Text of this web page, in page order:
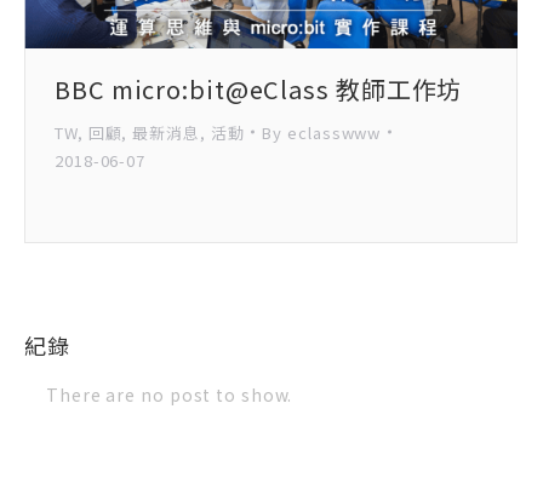
BBC micro:bit@eClass 教師工作坊
TW, 回顧,最新消息, 活動 By eclasswww
2018-06-07
紀錄
There are no post to show.